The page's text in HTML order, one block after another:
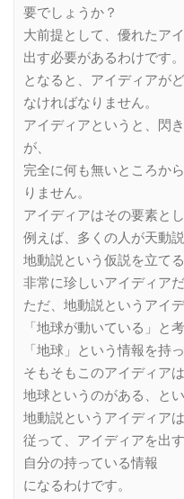
要でしょうか？
大前提として、優れたア
出す必要があるわけです。
となると、アイディアが
なければなりません。
アイディアというと、閃
が、
完全に何も無いところか
りません。
アイディアはその要素と
例えば、多くの人が天動
地動説という仮説を立てる
非常に珍しいアイディア
ただ、地動説というアイ
「地球が動いている」と
「地球」という情報を持
そもそもこのアイディア
地球というのがある、と
地動説というアイディア
従って、アイディアを出
自分の持っている情報
になるわけです。